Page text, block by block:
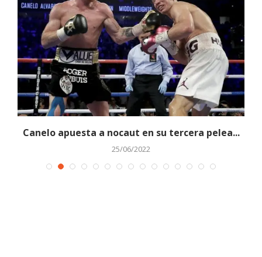
Canelo apuesta a nocaut en su tercera pelea...
25/06/2022